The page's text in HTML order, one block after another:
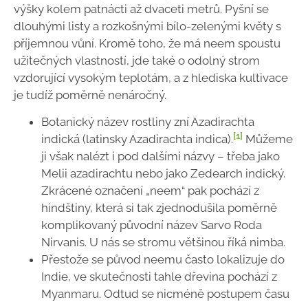
výšky kolem patnácti až dvaceti metrů. Pyšní se
dlouhými listy a rozkošnými bílo-zelenými květy s
příjemnou vůní. Kromě toho, že má neem spoustu
užitečných vlastností, jde také o odolný strom
vzdorující vysokým teplotám, a z hlediska kultivace
je tudíž poměrně nenáročný.
Botanický název rostliny zní Azadirachta
indická (latinsky Azadirachta indica).[1] Můžeme
ji však nalézt i pod dalšími názvy – třeba jako
Melii azadirachtu nebo jako Zedearch indický.
Zkrácené označení „neem“ pak pochází z
hindštiny, která si tak zjednodušila poměrně
komplikovaný původní název Sarvo Roda
Nirvanis. U nás se stromu většinou říká nimba.
Přestože se původ neemu často lokalizuje do
Indie, ve skutečnosti tahle dřevina pochází z
Myanmaru. Odtud se nicméně postupem času